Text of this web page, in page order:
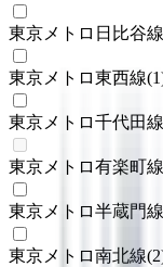
東京メトロ日比谷線
東京メトロ東西線(1
東京メトロ千代田線
東京メトロ有楽町線
東京メトロ半蔵門線
東京メトロ南北線(2